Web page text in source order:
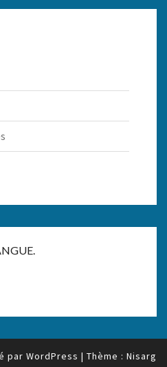
par WordPress | Thème : Nisarg